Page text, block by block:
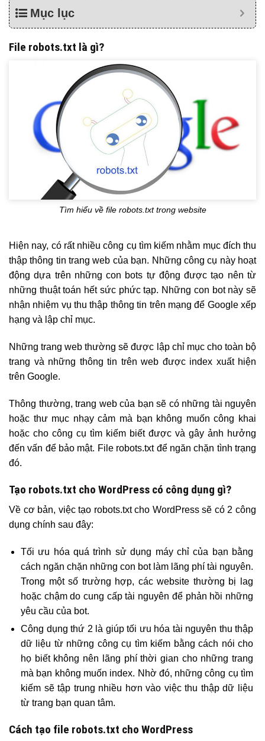
Mục lục
File robots.txt là gì?
Tìm hiểu về file robots.txt trong website
Hiện nay, có rất nhiều công cụ tìm kiếm nhằm mục đích thu
thập thông tin trang web của bạn. Những công cụ này hoạt
động dựa trên những con bots tự động được tạo nên từ
những thuật toán hết sức phức tạp. Những con bot này sẽ
nhận nhiệm vụ thu thập thông tin trên mạng để Google xếp
hạng và lập chỉ mục.
Những trang web thường sẽ được lập chỉ mục cho toàn bộ
trang và những thông tin trên web được index xuất hiện
trên Google.
Thông thường, trang web của bạn sẽ có những tài nguyên
hoặc thư mục nhạy cảm mà bạn không muốn công khai
hoặc cho công cụ tìm kiếm biết được và gây ảnh hưởng
đến vấn để bảo mật. File robots.txt để ngăn chặn tình trạng
đó.
Tạo robots.txt cho WordPress có công dụng gì?
Về cơ bản, việc tạo robots.txt cho WordPress sẽ có 2 công
dụng chính sau đây:
Tối ưu hóa quá trình sử dụng máy chỉ của bạn bằng
cách ngăn chặn những con bot làm lãng phí tài nguyên.
Trong một số trường hợp, các website thường bị lag
hoặc chậm do cung cấp tài nguyên để phản hồi những
yêu cầu của bot.
Công dụng thứ 2 là giúp tối ưu hóa tài nguyên thu thập
dữ liệu từ những công cụ tìm kiếm bằng cách nói cho
họ biết không nên lãng phí thời gian cho những trang
mà bạn không muốn index. Nhờ đó, những công cụ tìm
kiếm sẽ tập trung nhiều hơn vào việc thu thập dữ liệu
từ trang bạn quan tâm.
Cách tạo file robots.txt cho WordPress